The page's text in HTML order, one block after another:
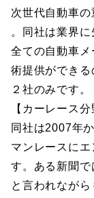
次世代自動車
。同社は業界に
全ての自動車
術提供ができる
２社のみです。
【カーレース
同社は2007年
マンレースに
す。ある新聞で
と言われながら